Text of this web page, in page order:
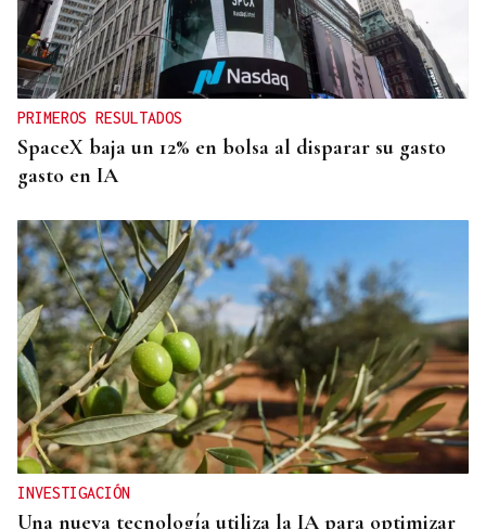
PRIMEROS RESULTADOS
SpaceX baja un 12% en bolsa al disparar su gasto
gasto en IA
INVESTIGACIÓN
Una nueva tecnología utiliza la IA para optimizar